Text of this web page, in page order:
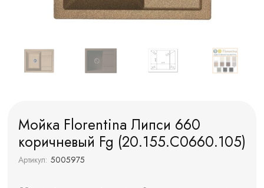
Мойка Florentina Липси 660
коричневый Fg (20.155.C0660.105)
Артикул: 5005975